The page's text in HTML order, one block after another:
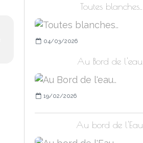
Toutes blanches..
04/03/2026
Au Bord de l'eau..
19/02/2026
Au bord de l'Eau..